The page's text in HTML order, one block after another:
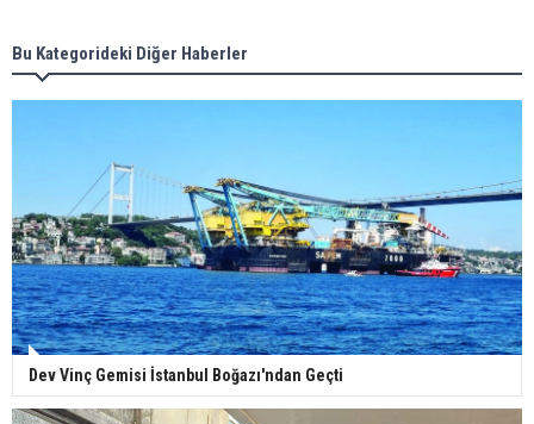
Bu Kategorideki Diğer Haberler
Dev Vinç Gemisi İstanbul Boğazı'ndan Geçti